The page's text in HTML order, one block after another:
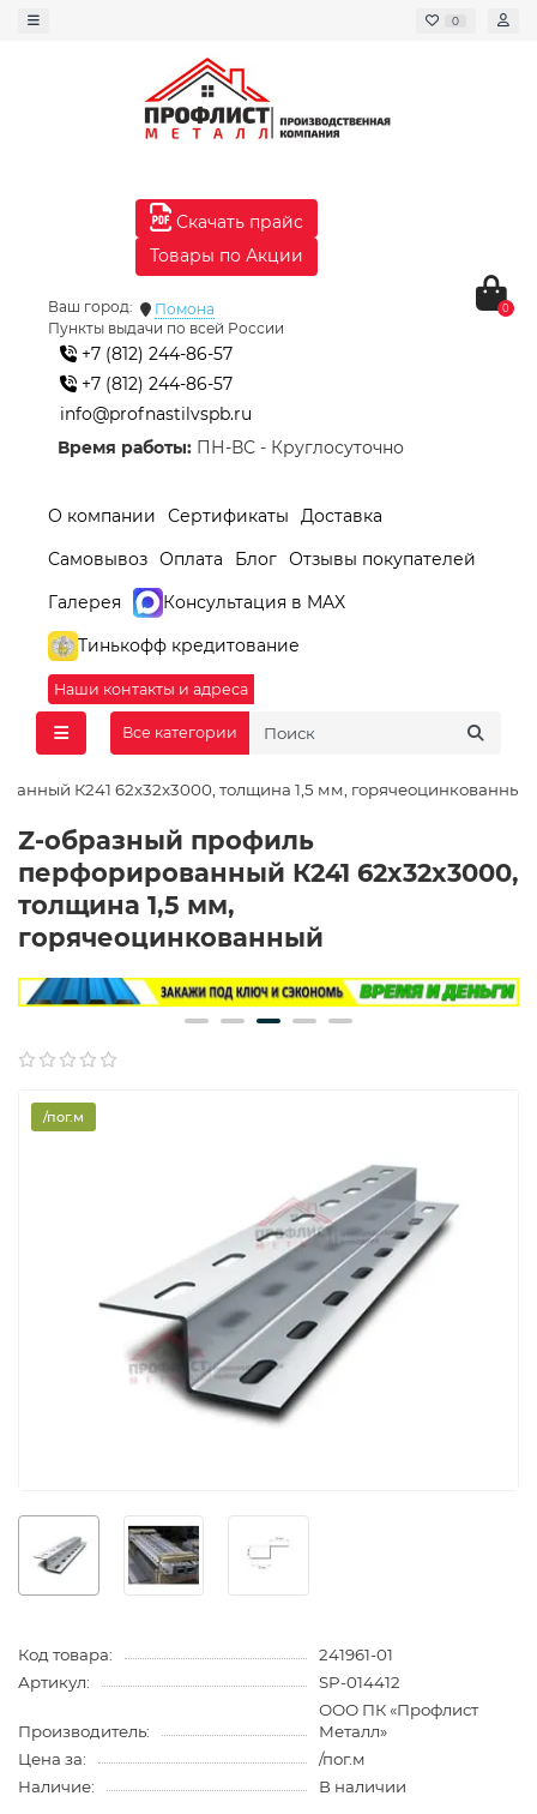
0
Скачать прайс
Товары по Акции
Ваш город:
Помона
Пункты выдачи по всей России
+7 (812) 244-86-57
+7 (812) 244-86-57
info@profnastilvspb.ru
Время работы: ПН-ВС - Круглосуточно
0
О компании Сертификаты
Доставка
Самовывоз Оплата Блог Отзывы покупателей
Галерея
Консультация в MAX
Тинькофф кредитование
Наши контакты и адреса
Все категории
К241 62x32x3000, толщина 1,5 мм, горячеоцинкованный
Z-образный профиль
перфорированный К241 62x32x3000,
толщина 1,5 мм,
горячеоцинкованный
/пог.м
Код товара:
241961-01
Артикул:
SP-014412
Производитель:
ООО ПК «Профлист
Металл»
Цена за:
/пог.м
Наличие:
В наличии